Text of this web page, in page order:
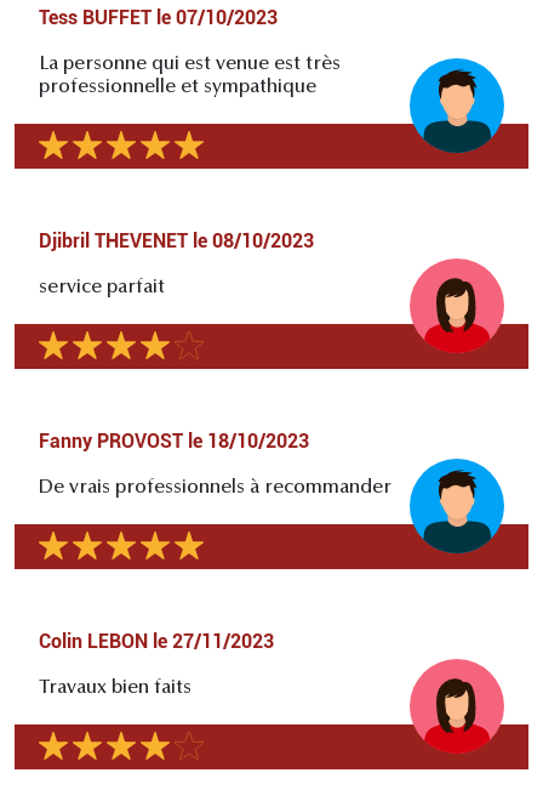
Tess BUFFET le 07/10/2023
La personne qui est venue est très
professionnelle et sympathique
Djibril THEVENET le 08/10/2023
service parfait
Fanny PROVOST le 18/10/2023
De vrais professionnels à recommander
Colin LEBON le 27/11/2023
Travaux bien faits